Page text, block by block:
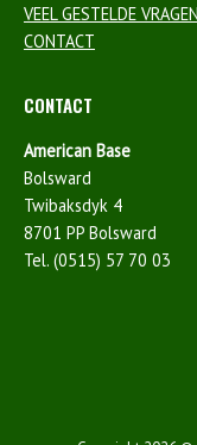
VEEL GESTELDE VRAGEN
CONTACT
CONTACT
American Base
Bolsward
Twibaksdyk 4
8701 PP Bolsward
Tel. (0515) 57 70 03